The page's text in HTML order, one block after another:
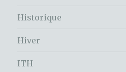
Historique
Hiver
ITH